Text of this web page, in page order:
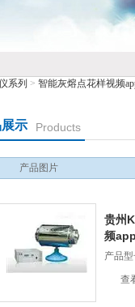
系列 > 智能灰熔点花样视频
示 Products
产品图片
贵州
频
产品型
查